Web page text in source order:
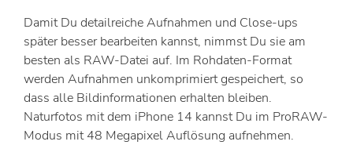
Damit Du detailreiche Aufnahmen und Close-ups
später besser bearbeiten kannst, nimmst Du sie am
besten als RAW-Datei auf. Im Rohdaten-Format
werden Aufnahmen unkomprimiert gespeichert, so
dass alle Bildinformationen erhalten bleiben.
Naturfotos mit dem iPhone 14 kannst Du im ProRAW-
Modus mit 48 Megapixel Auflösung aufnehmen.